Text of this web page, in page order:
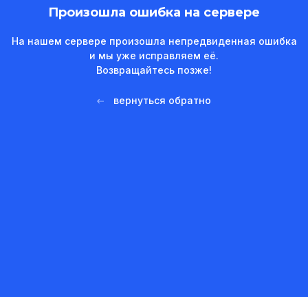
Произошла ошибка на сервере
На нашем сервере произошла непредвиденная ошибка
и мы уже исправляем её.
Возвращайтесь позже!
вернуться обратно